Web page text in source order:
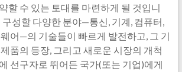
할 수 있는 토대를 마련하게 될 것입니
구성할 다양한 분야—통신, 기계, 컴퓨터,
어—의 기술들이 빠르게 발전하고, 그 기
품의 등장, 그리고 새로운 시장의 개척
선구자로 뛰어든 국가(또는 기업)에게